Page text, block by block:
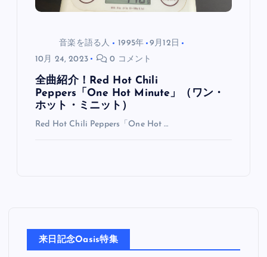
音楽を語る人 1995年
9月12日
10月 24, 2023
0 コメント
全曲紹介！Red Hot Chili
Peppers「One Hot Minute」（ワン・
ホット・ミニット）
Red Hot Chili Peppers「One Hot …
来日記念Oasis特集